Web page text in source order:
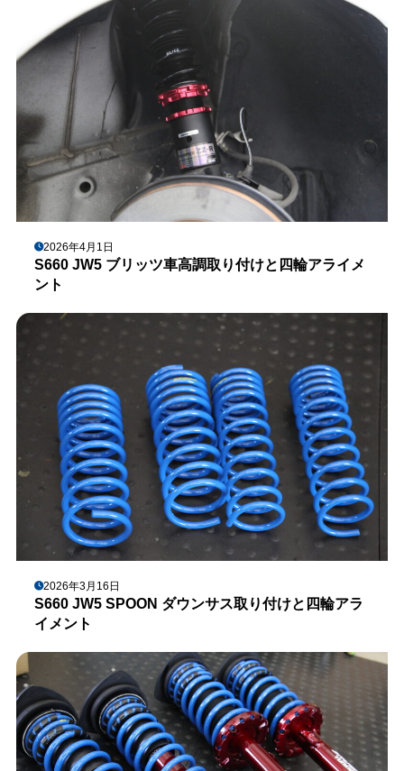
2026年4月1日
S660 JW5 ブリッツ車高調取り付けと四輪アライメ
ント
2026年3月16日
S660 JW5 SPOON ダウンサス取り付けと四輪アラ
イメント